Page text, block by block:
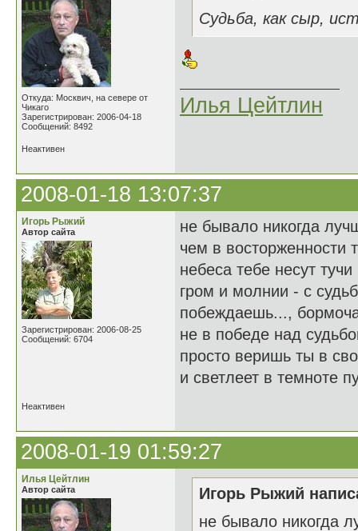
Откуда: Москвич, на севере от
Чикаго
Зарегистрирован: 2006-04-18
Сообщений: 8492
Cудьба, как сыр,
Илья Цейтлин
Неактивен
2008-01-18 13:07:37
Игорь Рыжий
Автор сайта
Зарегистрирован: 2006-08-25
Сообщений: 6704
не бывало никогда
чем в восторженности
небеса тебе несут тучи
гром и молнии - с
побеждаешь...,
не в победе над
просто веришь ты в
и светлеет в темноте
Неактивен
2008-01-19 01:59:27
Илья Цейтлин
Автор сайта
Игорь Рыжий
не бывало никогда